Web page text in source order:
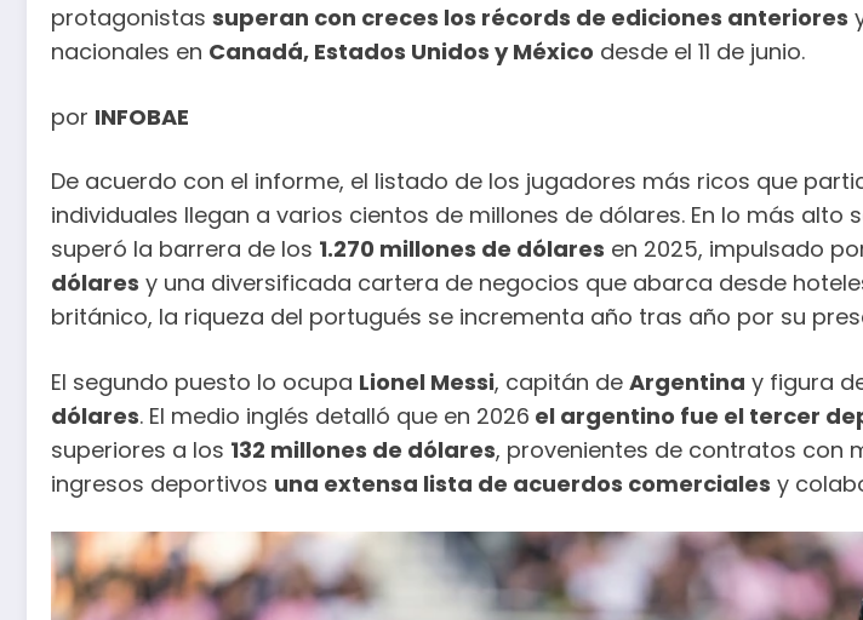
protagonistas superan con creces los récords de ediciones anteriores
nacionales en Canadá, Estados Unidos y México desde el 11 de junio.
por INFOBAE
De acuerdo con el informe, el listado de los jugadores más ricos que
individuales llegan a varios cientos de millones de dólares. En lo más alto
superó la barrera de los 1.270 millones de dólares en 2025, impulsado
dólares y una diversificada cartera de negocios que abarca desde
británico, la riqueza del portugués se incrementa año tras año por su
El segundo puesto lo ocupa Lionel Messi, capitán de Argentina y figura
dólares. El medio inglés detalló que en 2026 el argentino fue el tercer
superiores a los 132 millones de dólares, provenientes de contratos con
ingresos deportivos una extensa lista de acuerdos comerciales y